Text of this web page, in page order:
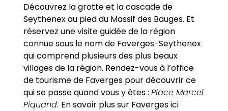
Découvrez la grotte et la cascade de
Seythenex au pied du Massif des Bauges. Et
réservez une visite guidée de la région
connue sous le nom de Faverges-Seythenex
qui comprend plusieurs des plus beaux
villages de la région. Rendez-vous à l’office
de tourisme de Faverges pour découvrir ce
qui se passe quand vous y êtes :Place Marcel
Piquand. En savoir plus sur Faverges ici